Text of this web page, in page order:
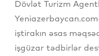
Dövlət Turizm
iştirakın əsas
işgüzar tədbirlər